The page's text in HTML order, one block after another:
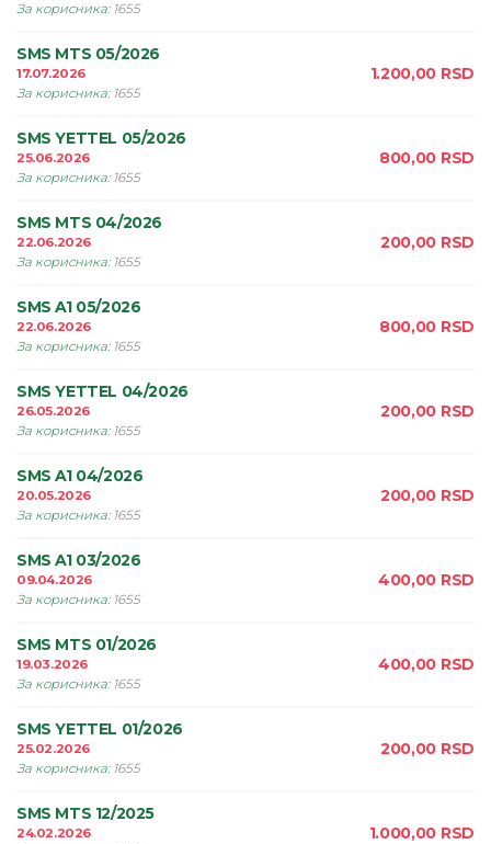
За корисника: 1655
SMS MTS 05/2026
17.07.2026
За корисника: 1655
1.200,00 RSD
SMS YETTEL 05/2026
25.06.2026
За корисника: 1655
800,00 RSD
SMS MTS 04/2026
22.06.2026
За корисника: 1655
200,00 RSD
SMS A1 05/2026
22.06.2026
За корисника: 1655
800,00 RSD
SMS YETTEL 04/2026
26.05.2026
За корисника: 1655
200,00 RSD
SMS A1 04/2026
20.05.2026
За корисника: 1655
200,00 RSD
SMS A1 03/2026
09.04.2026
За корисника: 1655
400,00 RSD
SMS MTS 01/2026
19.03.2026
За корисника: 1655
400,00 RSD
SMS YETTEL 01/2026
25.02.2026
За корисника: 1655
200,00 RSD
SMS MTS 12/2025
24.02.2026
1.000,00 RSD